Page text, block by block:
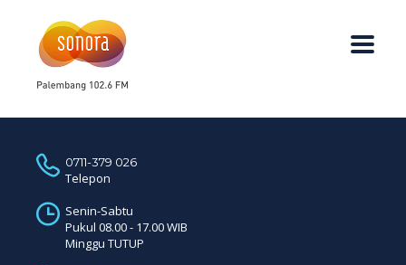
0711-379 026
Telepon
Senin-Sabtu
Pukul 08.00 - 17.00 WIB
Minggu TUTUP